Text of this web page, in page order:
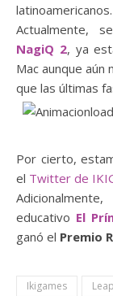
latinoamericanos.
Actualmente,
NagiQ 2, ya
Mac aunque
que las últimas
Por cierto,
el Twitter de
educativo El
ganó el Premio
Ikigames